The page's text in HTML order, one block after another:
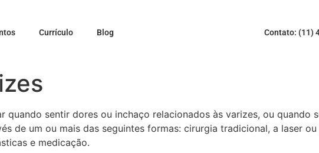
Currículo Blog Contato: (11)
quando sentir dores ou inchaço relacionados às varizes, ou quando
de um ou mais das seguintes formas: cirurgia tradicional, a laser
e medicação.